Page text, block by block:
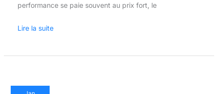
performance se paie souvent au prix fort, le
Lire la suite
Test